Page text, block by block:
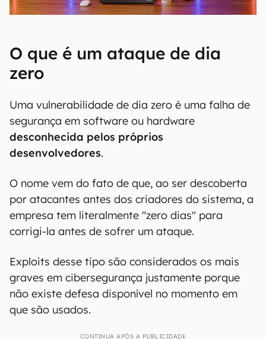
O que é um ataque de dia
zero
Uma vulnerabilidade de dia zero é uma falha de
segurança em software ou hardware
desconhecida pelos próprios
desenvolvedores.
O nome vem do fato de que, ao ser descoberta
por atacantes antes dos criadores do sistema, a
empresa tem literalmente "zero dias" para
corrigi-la antes de sofrer um ataque.
Exploits desse tipo são considerados os mais
graves em cibersegurança justamente porque
não existe defesa disponível no momento em
que são usados.
CONTINUA APÓS A PUBLICIDADE